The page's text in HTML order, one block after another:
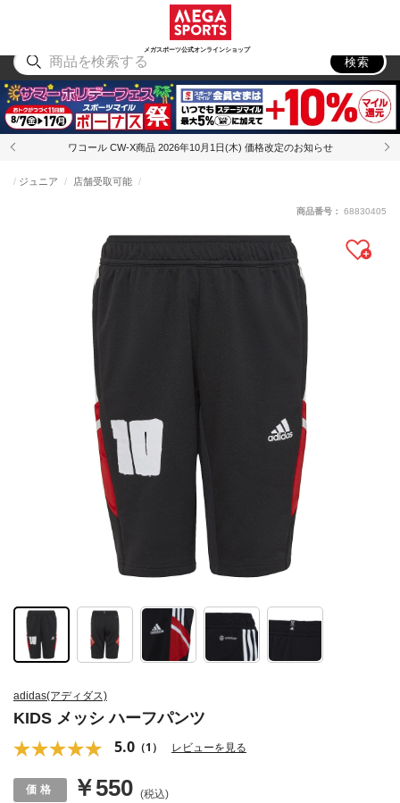
メガスポーツ公式オンラインショップ
アウトドア
検索
ワコール CW-X商品 2026年10月1日(木) 価格改定のお知らせ
adidas(アディダス)
KIDS メッシ ハーフパンツ
5.0 （1） レビューを見る
ジュニア 店舗受取可能
￥550 (税込)
商品番号： 68830405